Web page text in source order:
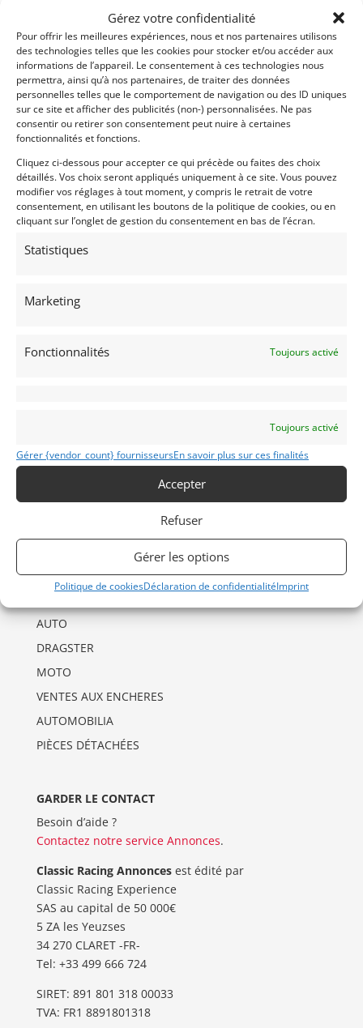
Gérez votre confidentialité
Pour offrir les meilleures expériences, nous et nos partenaires utilisons
des technologies telles que les cookies pour stocker et/ou accéder aux
informations de l’appareil. Le consentement à ces technologies nous
permettra, ainsi qu’à nos partenaires, de traiter des données
personnelles telles que le comportement de navigation ou des ID uniques
sur ce site et afficher des publicités (non-) personnalisées. Ne pas
consentir ou retirer son consentement peut nuire à certaines
fonctionnalités et fonctions.
Cliquez ci-dessous pour accepter ce qui précède ou faites des choix
détaillés. Vos choix seront appliqués uniquement à ce site. Vous pouvez
modifier vos réglages à tout moment, y compris le retrait de votre
consentement, en utilisant les boutons de la politique de cookies, ou en
cliquant sur l’onglet de gestion du consentement en bas de l’écran.
Statistiques
Marketing
Fonctionnalités Toujours activé
Toujours activé
Gérer {vendor_count} fournisseursEn savoir plus sur ces finalités
Accepter
Refuser
Gérer les options
Politique de cookiesDéclaration de confidentialitéImprint
INFORMATIONS
Politique de cookies (UE)
AUTO
DRAGSTER
MOTO
VENTES AUX ENCHERES
AUTOMOBILIA
PIÈCES DÉTACHÉES
GARDER LE CONTACT
Besoin d’aide ?
Contactez notre service Annonces.
Classic Racing Annoncesest édité par
Classic Racing Experience
SAS au capital de 50 000€
5 ZA les Yeuzses
34 270 CLARET -FR-
Tel: ‭+33 499 666 724‬
SIRET: 891 801 318 00033
TVA: FR1 8891801318